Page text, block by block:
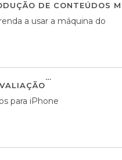
DE CONTEÚDOS
a usar a máquina do
para iPhone